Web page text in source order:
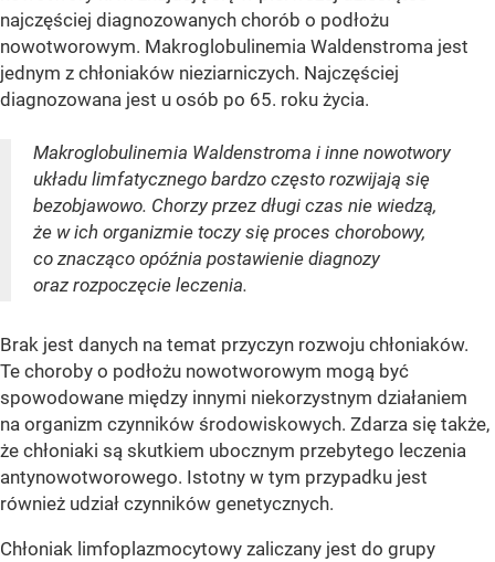
najczęściej diagnozowanych chorób o podłożu
nowotworowym. Makroglobulinemia Waldenstroma jest
jednym z chłoniaków nieziarniczych. Najczęściej
diagnozowana jest u osób po 65. roku życia.
Makroglobulinemia Waldenstroma i inne nowotwory
układu limfatycznego bardzo często rozwijają się
bezobjawowo. Chorzy przez długi czas nie wiedzą,
że w ich organizmie toczy się proces chorobowy,
co znacząco opóźnia postawienie diagnozy
oraz rozpoczęcie leczenia.
Brak jest danych na temat przyczyn rozwoju chłoniaków.
Te choroby o podłożu nowotworowym mogą być
spowodowane między innymi niekorzystnym działaniem
na organizm czynników środowiskowych. Zdarza się także,
że chłoniaki są skutkiem ubocznym przebytego leczenia
antynowotworowego. Istotny w tym przypadku jest
również udział czynników genetycznych.
Chłoniak limfoplazmocytowy zaliczany jest do grupy